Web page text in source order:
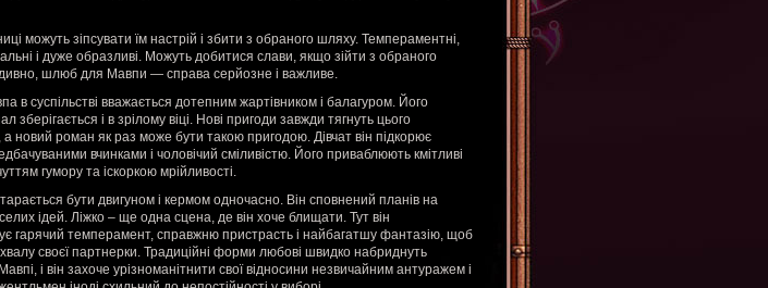
можуть зіпсувати їм настрій і збити з обраного шляху. Темпераментні,
і дуже образливі. Можуть добитися слави, якщо зійти з обраного
шлюб для Мавпи — справа серйозне і важливе.
в суспільстві вважається дотепним жартівником і балагуром. Його
зберігається і в зрілому віці. Нові пригоди завжди тягнуть цього
новий роман як раз може бути такою пригодою. Дівчат він підкорює
вчинками і чоловічий сміливістю. Його приваблюють кмітливі
гумору та іскоркою мрійливості.
бути двигуном і кермом одночасно. Він сповнений планів на
ідей. Ліжко – ще одна сцена, де він хоче блищати. Тут він
гарячий темперамент, справжню пристрасть і найбагатшу фантазію, щоб
своєї партнерки. Традиційні форми любові швидко набриднуть
і він захоче урізноманітнити свої відносини незвичайним антуражем і